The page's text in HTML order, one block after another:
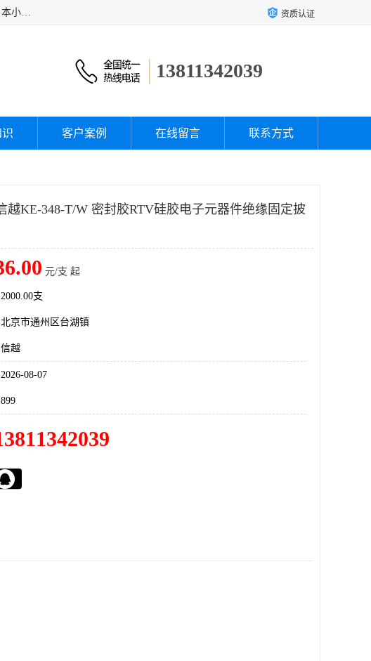
经销美国道康宁（DOW CORNING）硅胶；通用/东芝（GE/Toshiba）3M胶粘剂；乐泰（Loctite)；磨利可（Molykote) ；日本小西（KONISHI）硅胶；施敏打硬,硅胶；信越 产品；关东化成防潮披腹胶 ；三键；索尼；韩国Diabond，等各种电子电机电器进口硅胶产品、硅脂、硅油，经销美国道康宁（DOW CORNING）硅胶等 资质认证
13811342039
客户案例 在线留言 联系方式
越KE-348-T/W 密封胶RTV硅胶电子元器件绝缘固定披
元/支 起
2000.00支
北京市通州区台湖镇
信越
2026-08-07
899